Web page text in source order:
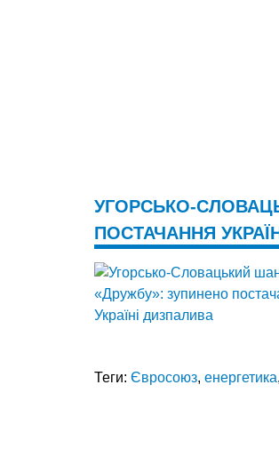
УГОРСЬКО-
ПОСТАЧАННЯ
Теги: Євросоюз, енергетика,